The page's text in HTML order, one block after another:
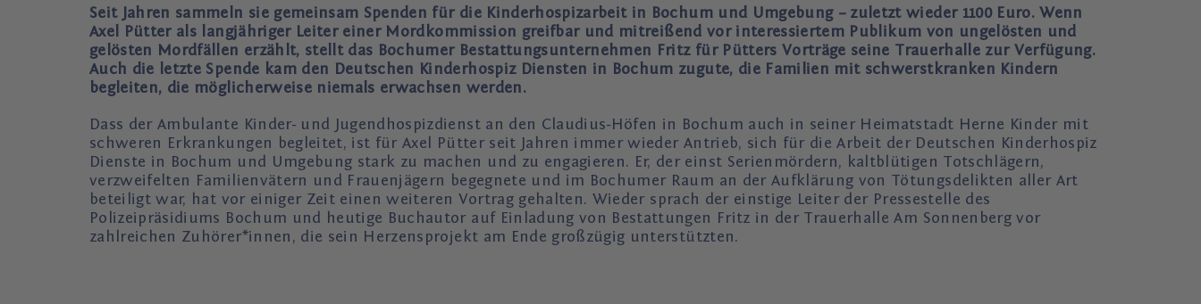
Seit Jahren sammeln sie gemeinsam Spenden für die Kinderhospizarbeit in Bochum und Umgebung – zuletzt wieder 1100 Euro. Wenn
Axel Pütter als langjähriger Leiter einer Mordkommission greifbar und mitreißend vor interessiertem Publikum von ungelösten und
gelösten Mordfällen erzählt, stellt das Bochumer Bestattungsunternehmen Fritz für Pütters Vorträge seine Trauerhalle zur Verfügung.
Auch die letzte Spende kam den Deutschen Kinderhospiz Diensten in Bochum zugute, die Familien mit schwerstkranken Kindern
begleiten, die möglicherweise niemals erwachsen werden.
Dass der Ambulante Kinder- und Jugendhospizdienst an den Claudius-Höfen in Bochum auch in seiner Heimatstadt Herne Kinder mit
schweren Erkrankungen begleitet, ist für Axel Pütter seit Jahren immer wieder Antrieb, sich für die Arbeit der Deutschen Kinderhospiz
Dienste in Bochum und Umgebung stark zu machen und zu engagieren. Er, der einst Serienmördern, kaltblütigen Totschlägern,
verzweifelten Familienvätern und Frauenjägern begegnete und im Bochumer Raum an der Aufklärung von Tötungsdelikten aller Art
beteiligt war, hat vor einiger Zeit einen weiteren Vortrag gehalten. Wieder sprach der einstige Leiter der Pressestelle des
Polizeipräsidiums Bochum und heutige Buchautor auf Einladung von Bestattungen Fritz in der Trauerhalle Am Sonnenberg vor
zahlreichen Zuhörer*innen, die sein Herzensprojekt am Ende großzügig unterstützten.